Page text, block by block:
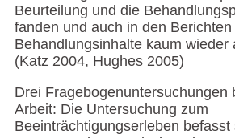
Beurteilung und die
fanden und auch in den
Behandlungsinhalte kaum wieder
(Katz 2004, Hughes 2005)
Drei Fragebogenuntersuchungen
Arbeit: Die Untersuchung zum
Beeinträchtigungserleben befasst